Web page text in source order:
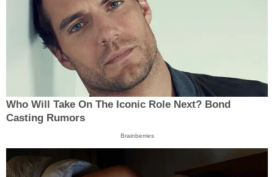
Who Will Take On The Iconic Role Next? Bond
Casting Rumors
Brainberries